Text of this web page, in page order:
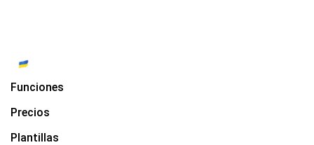
Funciones
Precios
Plantillas